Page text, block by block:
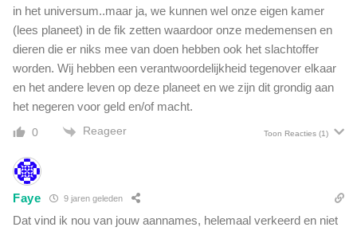
in het universum..maar ja, we kunnen wel onze eigen kamer
(lees planeet) in de fik zetten waardoor onze medemensen en
dieren die er niks mee van doen hebben ook het slachtoffer
worden. Wij hebben een verantwoordelijkheid tegenover elkaar
en het andere leven op deze planeet en we zijn dit grondig aan
het negeren voor geld en/of macht.
0 Reageer Toon Reacties (1)
Faye 9 jaren geleden
Dat vind ik nou van jouw aannames, helemaal verkeerd en niet